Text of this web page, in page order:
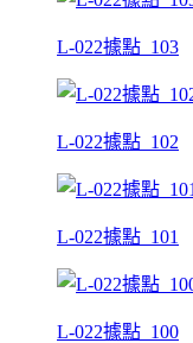
L-022據點_103
L-022據點_102
L-022據點_101
L-022據點_100